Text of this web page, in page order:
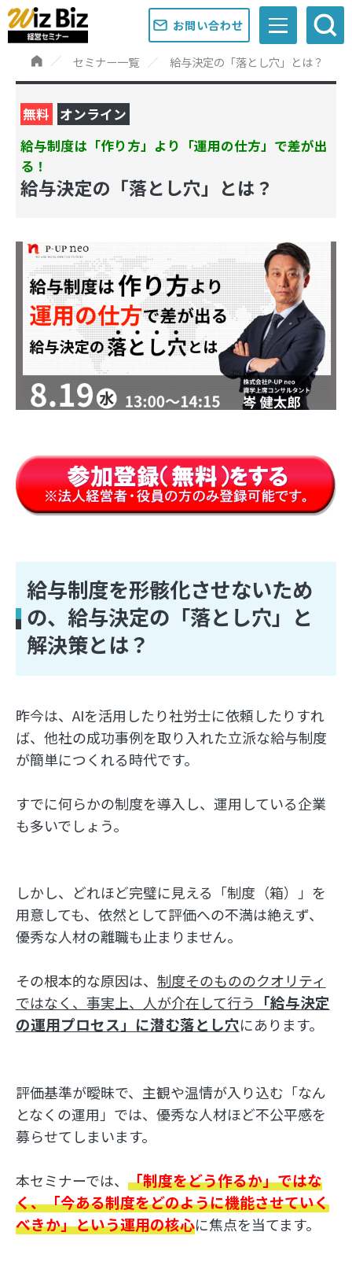
お問い合わせ
セミナー一覧 給与決定の「落とし穴」とは？
無料
オンライン
給与制度は「作り方」より「運用の仕方」で差が出
る！
給与決定の「落とし穴」とは？
給与制度を形骸化させないため
の、給与決定の「落とし穴」と
解決策とは？
昨今は、AIを活用したり社労士に依頼したりすれ
ば、他社の成功事例を取り入れた立派な給与制度
が簡単につくれる時代です。
すでに何らかの制度を導入し、運用している企業
も多いでしょう。
しかし、どれほど完璧に見える「制度（箱）」を
用意しても、依然として評価への不満は絶えず、
優秀な人材の離職も止まりません。
その根本的な原因は、 制度そのもののクオリティ
ではなく、事実上、人が介在して行う 「給与決定
の運用プロセス」に潜む落とし穴にあります。
評価基準が曖昧で、主観や温情が入り込む「なん
となくの運用」では、優秀な人材ほど不公平感を
募らせてしまいます。
本セミナーでは、 「制度をどう作るか」ではな
く、「今ある制度をどのように機能させていく
べきか」という運用の核心に焦点を当てます。